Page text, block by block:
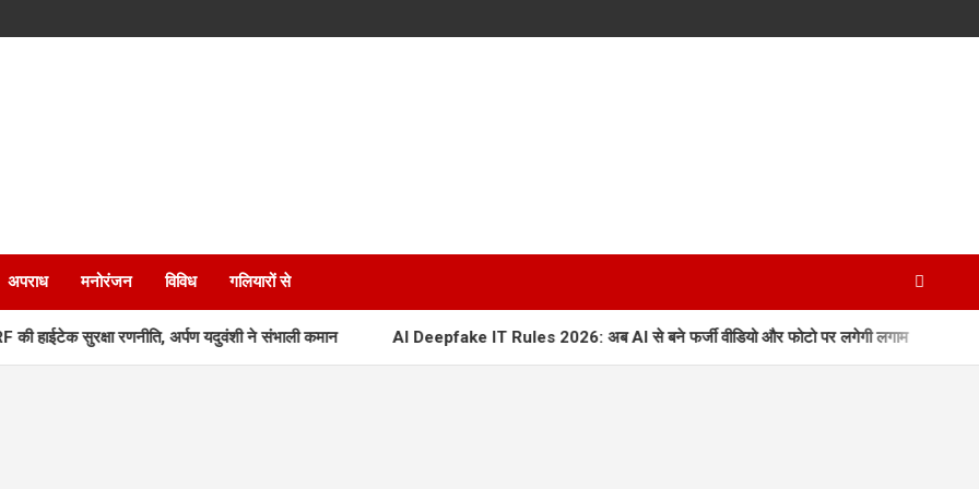
अपराध मनोरंजन विविध गलियारों से
सुरक्षा रणनीति, अर्पण यदुवंशी ने संभाली कमान AI Deepfake IT Rules 2026: अब AI से बने फर्जी वीडियो और फोटो पर लगेगी लगाम